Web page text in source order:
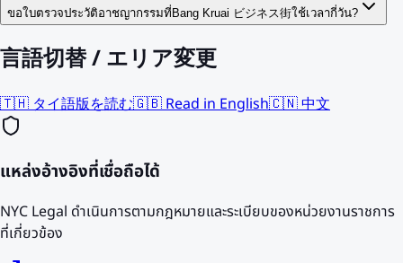
ขอใบตรวจประวัติอาชญากรรมที่Bang Kruai ビジネス街ใช้เวลากี่วัน?
言語切替 / エリア変更
🇹🇭 タイ語版を読む🇬🇧 Read in English🇨🇳 中文
แหล่งอ้างอิงที่เชื่อถือได้
NYC Legal ดำเนินการตามกฎหมายและระเบียบของหน่วยงานราชการ
ที่เกี่ยวข้อง